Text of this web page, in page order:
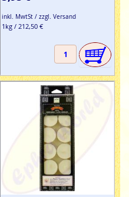
inkl. MwtSt / zzgl. Versand
1kg / 212,50 €